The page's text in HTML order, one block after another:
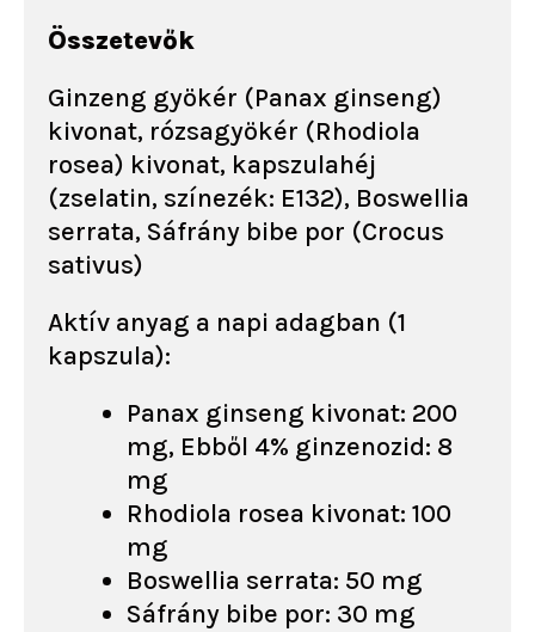
Összetevők
Ginzeng gyökér (Panax ginseng)
kivonat, rózsagyökér (Rhodiola
rosea) kivonat, kapszulahéj
(zselatin, színezék: E132), Boswellia
serrata, Sáfrány bibe por (Crocus
sativus)
Aktív anyag a napi adagban (1
kapszula):
Panax ginseng kivonat: 200
mg, Ebből 4% ginzenozid: 8
mg
Rhodiola rosea kivonat: 100
mg
Boswellia serrata: 50 mg
Sáfrány bibe por: 30 mg